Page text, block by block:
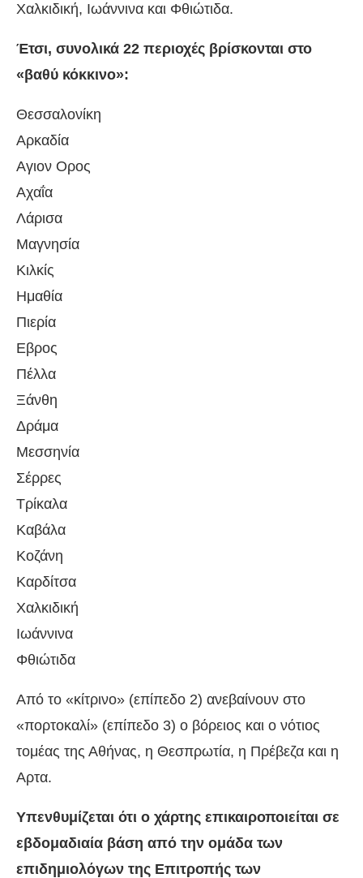
Χαλκιδική, Ιωάννινα και Φθιώτιδα.
Έτσι, συνολικά 22 περιοχές βρίσκονται στο
«βαθύ κόκκινο»:
Θεσσαλονίκη
Αρκαδία
Αγιον Ορος
Αχαΐα
Λάρισα
Μαγνησία
Κιλκίς
Ημαθία
Πιερία
Εβρος
Πέλλα
Ξάνθη
Δράμα
Μεσσηνία
Σέρρες
Τρίκαλα
Καβάλα
Κοζάνη
Καρδίτσα
Χαλκιδική
Ιωάννινα
Φθιώτιδα
Από το «κίτρινο» (επίπεδο 2) ανεβαίνουν στο
«πορτοκαλί» (επίπεδο 3) ο βόρειος και ο νότιος
τομέας της Αθήνας, η Θεσπρωτία, η Πρέβεζα και η
Αρτα.
Υπενθυμίζεται ότι ο χάρτης επικαιροποιείται σε
εβδομαδιαία βάση από την ομάδα των
επιδημιολόγων της Επιτροπής των